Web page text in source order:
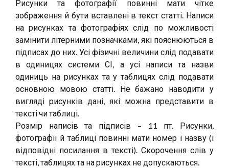
Рисунки та фотографії повинні мати чітке
зображення й бути вставлені в текст статті. Написи
на рисунках та фотографіях слід по можливості
замінити літерними позначками, які пояснюються в
підписах до них. Усі фізичні величини слід подавати
в одиницях системи СІ, а усі написи та назви
одиниць на рисунках та у таблицях слід подавати
основною мовою статті. Не бажано наводити у
вигляді рисунків дані, які можна представити в
тексті чи таблиці.
Розмір написів та підписів – 11 пт. Рисунки,
фотографії й таблиці повинні мати номер і назву (і
відповідні посилання в тексті). Скорочення слів у
тексті, таблицях та на рисунках не допускаються.